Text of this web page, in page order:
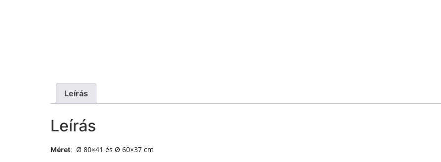
Leírás
Leírás
Méret: Ø 80×41 és Ø 60×37 cm